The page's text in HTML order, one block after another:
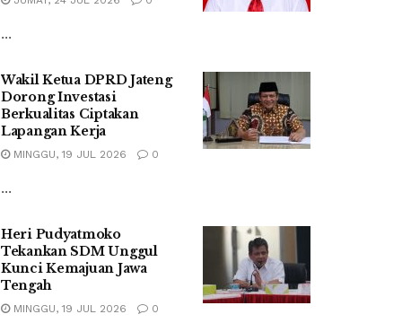
...
Wakil Ketua DPRD Jateng
Dorong Investasi
Berkualitas Ciptakan
Lapangan Kerja
MINGGU, 19 JUL 2026 0
...
Heri Pudyatmoko
Tekankan SDM Unggul
Kunci Kemajuan Jawa
Tengah
MINGGU, 19 JUL 2026 0